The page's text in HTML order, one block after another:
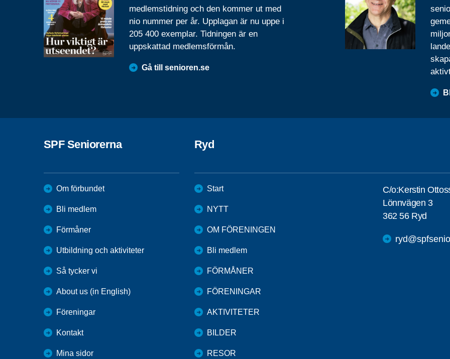
medlemstidning och den kommer ut med
nio nummer per år. Upplagan är nu uppe i
205 400 exemplar. Tidningen är en
uppskattad medlemsförmån.
Gå till senioren.se
SPF Seniorerna
Om förbundet
Bli medlem
Förmåner
Utbildning och aktiviteter
Så tycker vi
About us (in English)
Föreningar
Kontakt
Mina sidor
Ryd
Start
NYTT
OM FÖRENINGEN
Bli medlem
FÖRMÅNER
FÖRENINGAR
AKTIVITETER
BILDER
RESOR
C/o:Kerstin
Lönnvägen 3
362 56 Ryd